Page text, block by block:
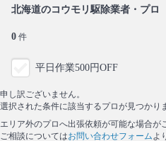
北海道のコウモリ駆除業者・プロ
0 件
平日作業500円OFF
申し訳ございません。
選択された条件に該当するプロが見つかり
エリア外のプロへ出張依頼が可能な場合が
ご相談についてはお問い合わせフォーム よ